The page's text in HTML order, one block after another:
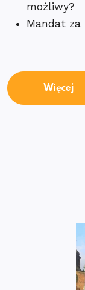
możliwy?
Mandat za
Więcej